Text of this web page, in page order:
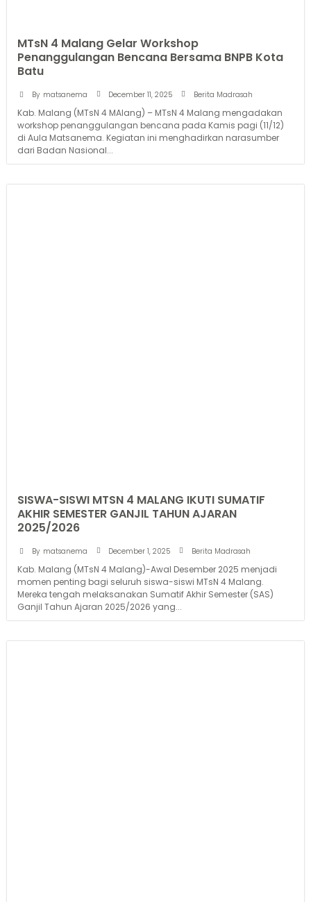
MTsN 4 Malang Gelar Workshop
Penanggulangan Bencana Bersama BNPB Kota
Batu
By matsanema December 11, 2025 Berita Madrasah
Kab. Malang (MTsN 4 MAlang) – MTsN 4 Malang mengadakan
workshop penanggulangan bencana pada Kamis pagi (11/12)
di Aula Matsanema. Kegiatan ini menghadirkan narasumber
dari Badan Nasional...
SISWA-SISWI MTSN 4 MALANG IKUTI SUMATIF
AKHIR SEMESTER GANJIL TAHUN AJARAN
2025/2026
By matsanema December 1, 2025 Berita Madrasah
Kab. Malang (MTsN 4 Malang)-Awal Desember 2025 menjadi
momen penting bagi seluruh siswa-siswi MTsN 4 Malang.
Mereka tengah melaksanakan Sumatif Akhir Semester (SAS)
Ganjil Tahun Ajaran 2025/2026 yang...